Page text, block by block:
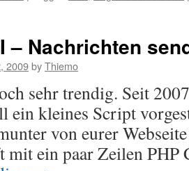
– Nachrichten
2009byThiemo
sehr trendig. Seit
ein kleines Script
von eurer
mit ein paar Zeilen